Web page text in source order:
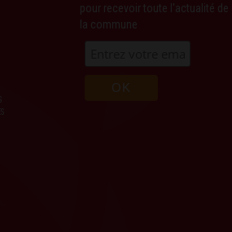
pour recevoir toute l'actualité de
la commune